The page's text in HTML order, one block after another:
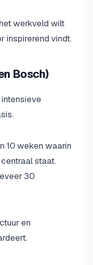
werkveld wilt
inspirerend vindt.
Bosch)
10 weken waarin
staat.
30
en